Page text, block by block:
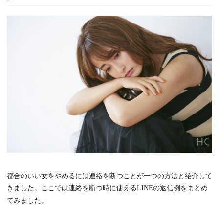
都合のいい女をやめるには連絡を断つことが一つの方法と紹介して
きました。ここでは連絡を断つ時に使えるLINEの返信例をまとめ
てみました。